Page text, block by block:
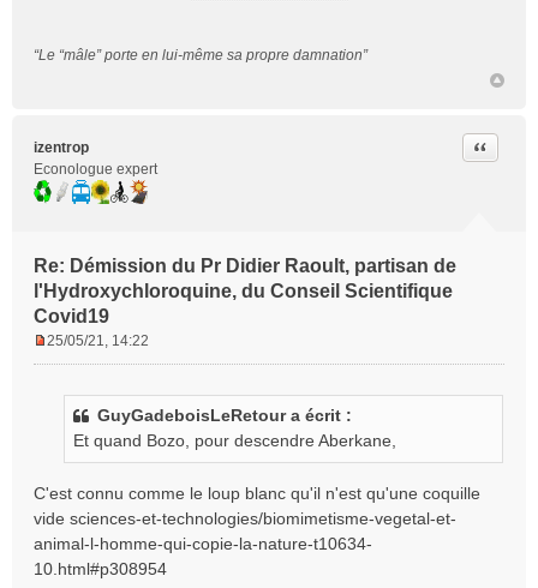
“Le “mâle” porte en lui-même sa propre damnation”
izentrop
Econologue expert
Re: Démission du Pr Didier Raoult, partisan de
l'Hydroxychloroquine, du Conseil Scientifique
Covid19
Citer
e
o
n
l
25/05/21, 14:22
GuyGadeboisLeRetour a écrit :
Et quand Bozo, pour descendre Aberkane,
C'est connu comme le loup blanc qu'il n'est qu'une coquille
vide sciences-et-technologies/biomimetisme-vegetal-et-
animal-l-homme-qui-copie-la-nature-t10634-
10.html#p308954